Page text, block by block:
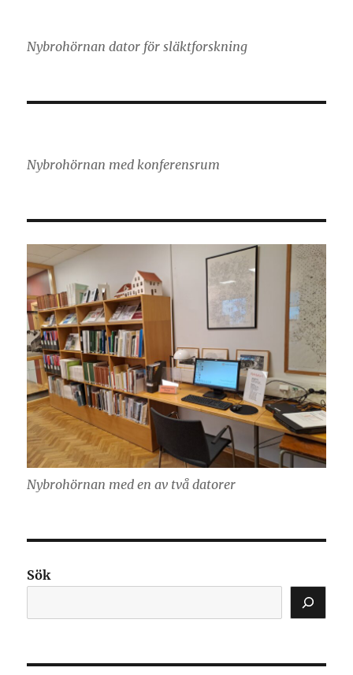
Nybrohörnan dator för släktforskning
Nybrohörnan med konferensrum
Nybrohörnan med en av två datorer
Sök